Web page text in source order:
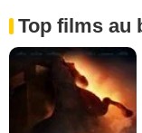
Top films au